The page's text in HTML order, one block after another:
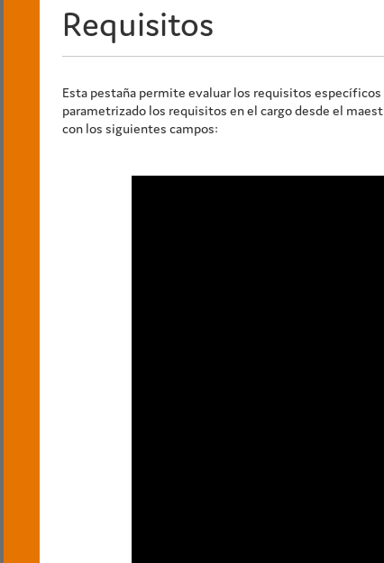
Requisitos
Esta pestaña permite evaluar los requisitos
parametrizado los requisitos en el cargo desde el
con los siguientes campos: